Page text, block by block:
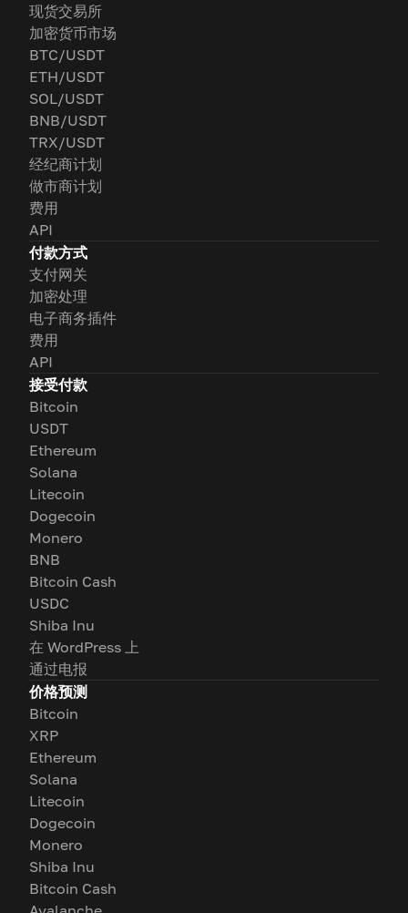
现货交易所
加密货币市场
BTC/USDT
ETH/USDT
SOL/USDT
BNB/USDT
TRX/USDT
经纪商计划
做市商计划
费用
API
付款方式
支付网关
加密处理
电子商务插件
费用
API
接受付款
Bitcoin
USDT
Ethereum
Solana
Litecoin
Dogecoin
Monero
BNB
Bitcoin Cash
USDC
Shiba Inu
在 WordPress 上
通过电报
价格预测
Bitcoin
XRP
Ethereum
Solana
Litecoin
Dogecoin
Monero
Shiba Inu
Bitcoin Cash